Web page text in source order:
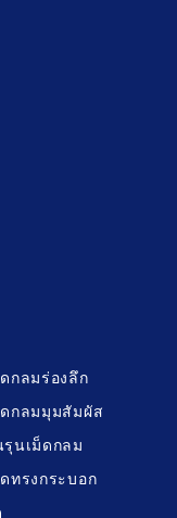
กลมร่องลึก
กลมมุมสัมผัส
นเม็ดกลม
ทรงกระบอก